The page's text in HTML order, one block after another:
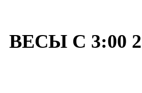
ВЕСЫ С 3:00